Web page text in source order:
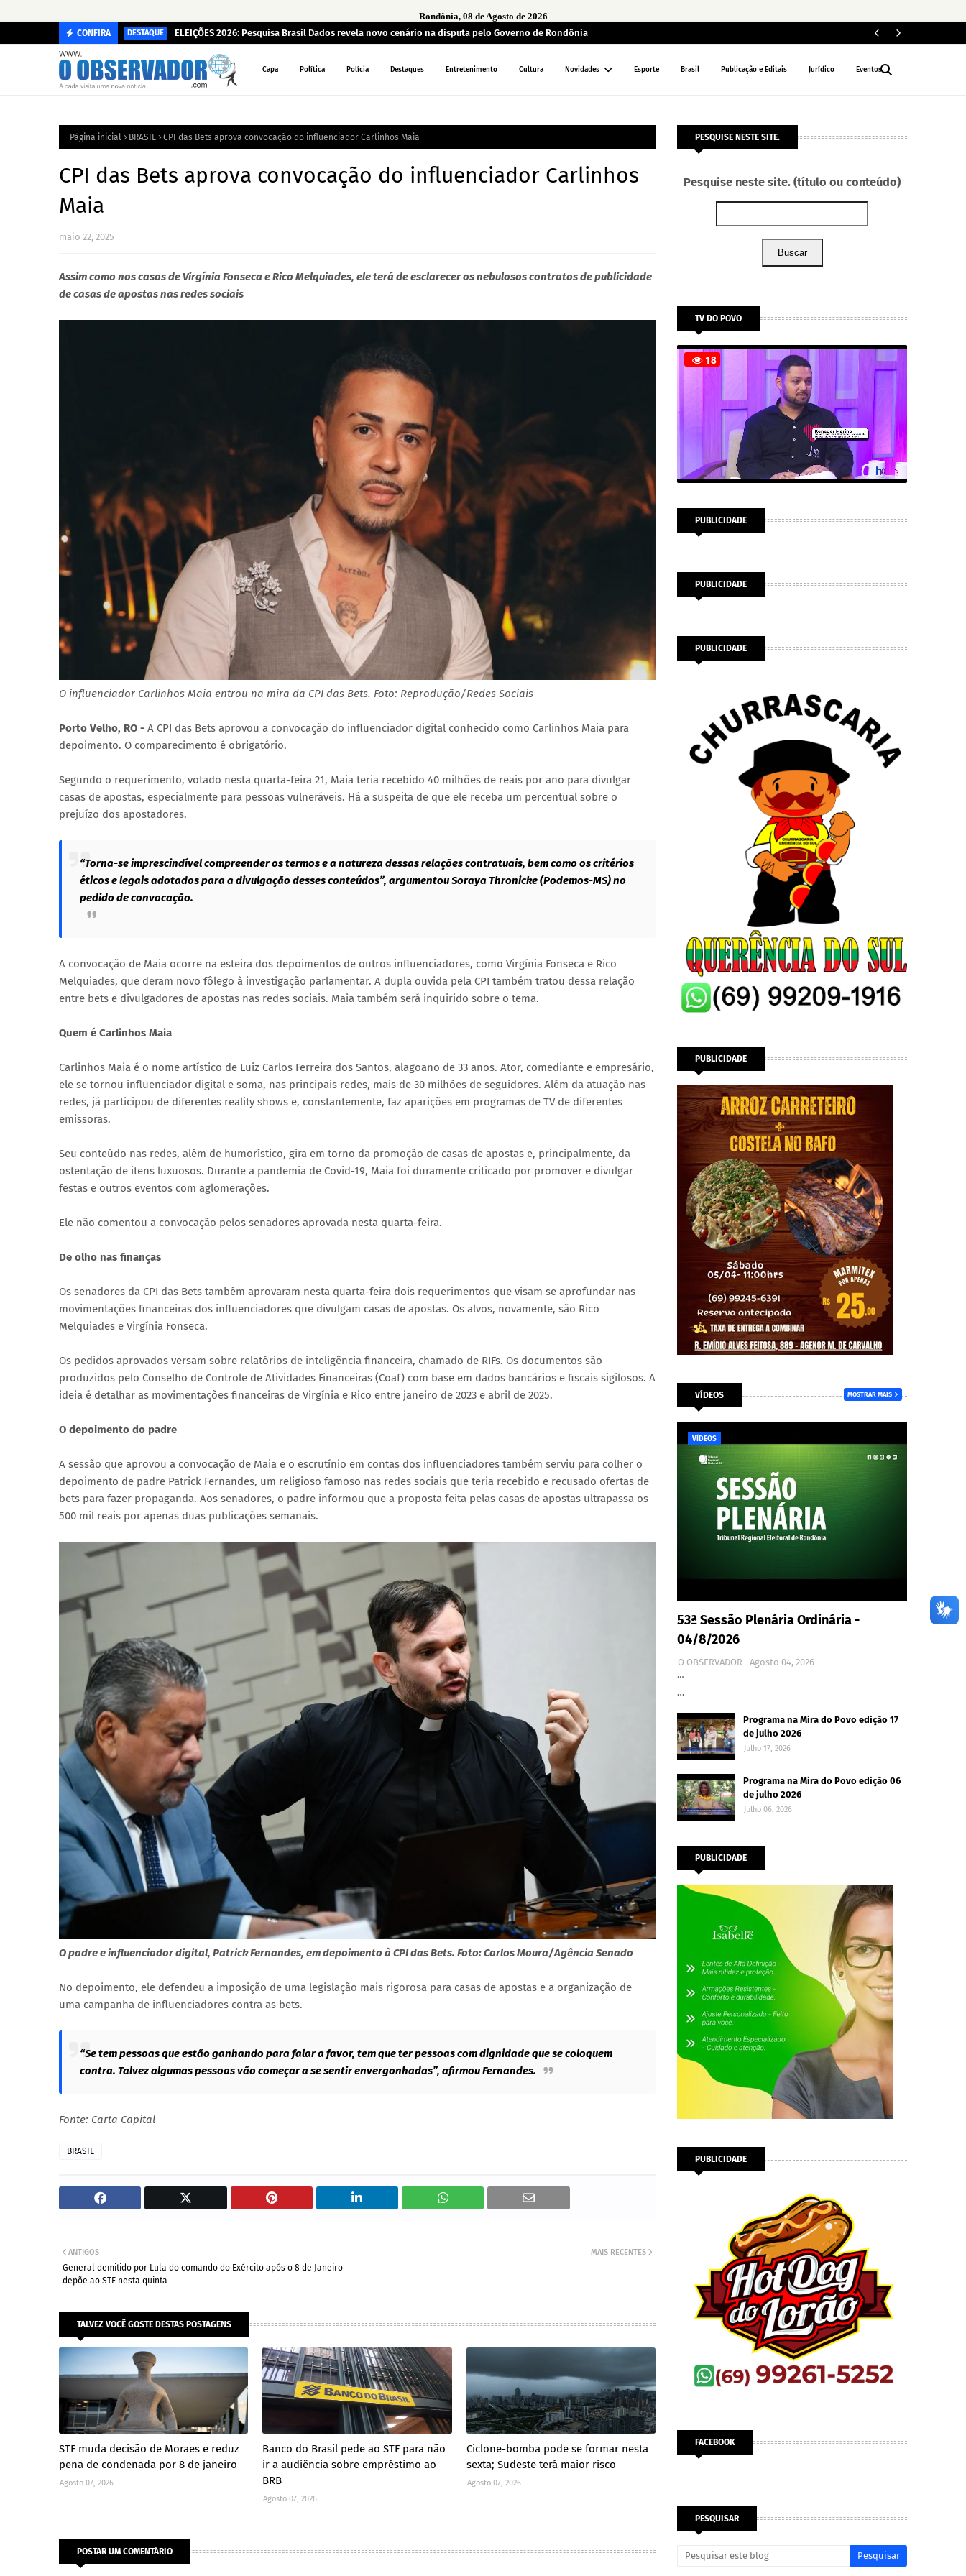
Rondônia, 08 de Agosto de 2026
CONFIRA DESTAQUE ELEIÇÕES 2026: Pesquisa Brasil Dados revela novo cenário na disputa pelo Governo de Rondônia
Capa Política Polícia Destaques Entretenimento Cultura Novidades Esporte Brasil Publicação e Editais Jurídico Eventos
Página inicial BRASIL CPI das Bets aprova convocação do influenciador Carlinhos Maia
CPI das Bets aprova convocação do influenciador Carlinhos
Maia
maio 22, 2025
Assim como nos casos de Virgínia Fonseca e Rico Melquiades, ele terá de esclarecer os nebulosos contratos de publicidade
de casas de apostas nas redes sociais
O influenciador Carlinhos Maia entrou na mira da CPI das Bets. Foto: Reprodução/Redes Sociais
Porto Velho, RO - A CPI das Bets aprovou a convocação do influenciador digital conhecido como Carlinhos Maia para
depoimento. O comparecimento é obrigatório.
Segundo o requerimento, votado nesta quarta-feira 21, Maia teria recebido 40 milhões de reais por ano para divulgar
casas de apostas, especialmente para pessoas vulneráveis. Há a suspeita de que ele receba um percentual sobre o
prejuízo dos apostadores.
“Torna-se imprescindível compreender os termos e a natureza dessas relações contratuais, bem como os critérios
éticos e legais adotados para a divulgação desses conteúdos”, argumentou Soraya Thronicke (Podemos-MS) no
pedido de convocação.
A convocação de Maia ocorre na esteira dos depoimentos de outros influenciadores, como Virgínia Fonseca e Rico
Melquiades, que deram novo fôlego à investigação parlamentar. A dupla ouvida pela CPI também tratou dessa relação
entre bets e divulgadores de apostas nas redes sociais. Maia também será inquirido sobre o tema.
Quem é Carlinhos Maia
Carlinhos Maia é o nome artístico de Luiz Carlos Ferreira dos Santos, alagoano de 33 anos. Ator, comediante e empresário,
ele se tornou influenciador digital e soma, nas principais redes, mais de 30 milhões de seguidores. Além da atuação nas
redes, já participou de diferentes reality shows e, constantemente, faz aparições em programas de TV de diferentes
emissoras.
Seu conteúdo nas redes, além de humorístico, gira em torno da promoção de casas de apostas e, principalmente, da
ostentação de itens luxuosos. Durante a pandemia de Covid-19, Maia foi duramente criticado por promover e divulgar
festas e outros eventos com aglomerações.
Ele não comentou a convocação pelos senadores aprovada nesta quarta-feira.
De olho nas finanças
Os senadores da CPI das Bets também aprovaram nesta quarta-feira dois requerimentos que visam se aprofundar nas
movimentações financeiras dos influenciadores que divulgam casas de apostas. Os alvos, novamente, são Rico
Melquiades e Virgínia Fonseca.
Os pedidos aprovados versam sobre relatórios de inteligência financeira, chamado de RIFs. Os documentos são
produzidos pelo Conselho de Controle de Atividades Financeiras (Coaf) com base em dados bancários e fiscais sigilosos. A
ideia é detalhar as movimentações financeiras de Virgínia e Rico entre janeiro de 2023 e abril de 2025.
O depoimento do padre
A sessão que aprovou a convocação de Maia e o escrutínio em contas dos influenciadores também serviu para colher o
depoimento de padre Patrick Fernandes, um religioso famoso nas redes sociais que teria recebido e recusado ofertas de
bets para fazer propaganda. Aos senadores, o padre informou que a proposta feita pelas casas de apostas ultrapassa os
500 mil reais por apenas duas publicações semanais.
O padre e influenciador digital, Patrick Fernandes, em depoimento à CPI das Bets. Foto: Carlos Moura/Agência Senado
No depoimento, ele defendeu a imposição de uma legislação mais rigorosa para casas de apostas e a organização de
uma campanha de influenciadores contra as bets.
“Se tem pessoas que estão ganhando para falar a favor, tem que ter pessoas com dignidade que se coloquem
contra. Talvez algumas pessoas vão começar a se sentir envergonhadas”, afirmou Fernandes.
Fonte: Carta Capital
BRASIL
MAIS RECENTES
ANTIGOS
General demitido por Lula do comando do Exército após o 8 de Janeiro
depõe ao STF nesta quinta
TALVEZ VOCÊ GOSTE DESTAS POSTAGENS
STF muda decisão de Moraes e reduz
pena de condenada por 8 de janeiro
Agosto 07, 2026
Banco do Brasil pede ao STF para não
ir a audiência sobre empréstimo ao
BRB
Agosto 07, 2026
Ciclone-bomba pode se formar nesta
sexta; Sudeste terá maior risco
Agosto 07, 2026
POSTAR UM COMENTÁRIO
PESQUISE NESTE SITE.
Pesquise neste site. (título ou conteúdo)
Buscar
TV DO POVO
PUBLICIDADE
PUBLICIDADE
PUBLICIDADE
PUBLICIDADE
VÍDEOS MOSTRAR MAIS
VÍDEOS
53ª Sessão Plenária Ordinária -
04/8/2026
O OBSERVADOR
Agosto 04, 2026
…
…
Programa na Mira do Povo edição 17
de julho 2026
Julho 17, 2026
Programa na Mira do Povo edição 06
de julho 2026
Julho 06, 2026
PUBLICIDADE
PUBLICIDADE
FACEBOOK
PESQUISAR